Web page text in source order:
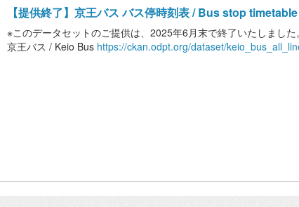
【提供終了】京王バス バス停時刻表 / Bus stop
※このデータセットのご提供は、2025年6月末で終了いたしまし
京王バス / Keio Bus https://ckan.odpt.org/dataset/